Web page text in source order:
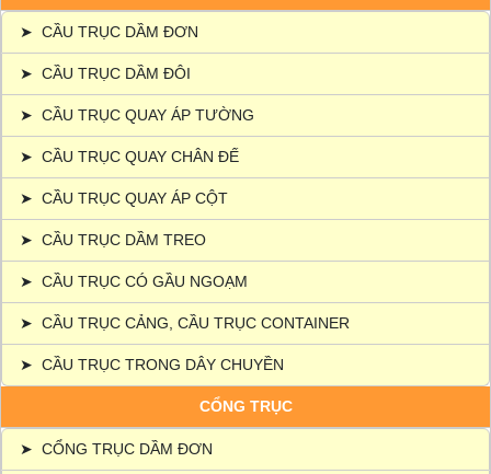
➤ CẦU TRỤC DẦM ĐƠN
➤ CẦU TRỤC DẦM ĐÔI
➤ CẦU TRỤC QUAY ÁP TƯỜNG
➤ CẦU TRỤC QUAY CHÂN ĐẾ
➤ CẦU TRỤC QUAY ÁP CỘT
➤ CẦU TRỤC DẦM TREO
➤ CẦU TRỤC CÓ GẦU NGOẠM
➤ CẦU TRỤC CẢNG, CẦU TRỤC CONTAINER
➤ CẦU TRỤC TRONG DÂY CHUYỀN
CỔNG TRỤC
➤ CỔNG TRỤC DẦM ĐƠN